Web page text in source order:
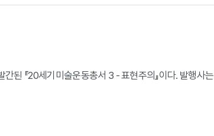
된 『20세기미술운동총서 3 - 표현주의』이다. 발행사는